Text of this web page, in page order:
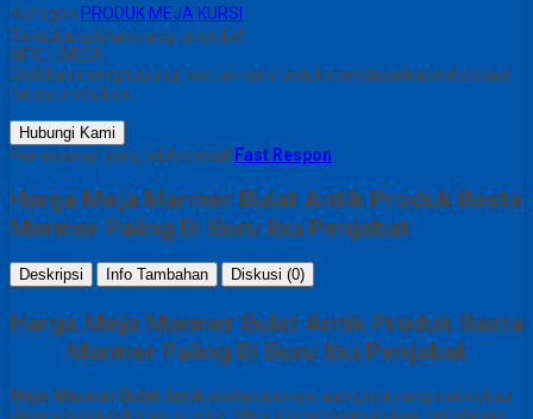
Kategori PRODUK MEJA KURSI
Tentukan pilihan yang tersedia!
INFO HARGA
Silahkan menghubungi kontak kami untuk mendapatkan informasi
harga produk ini.
Hubungi Kami
Pemesanan yang lebih cepat! Fast Respon
Harga Meja Marmer Bulat Antik Produk Basta
Marmer Paling Di Buru Ibu Penjabat
Deskripsi Info Tambahan Diskusi (0)
Harga Meja Marmer Bulat Antik Produk Basta
Marmer Paling Di Buru Ibu Penjabat
Meja Marmer Bulat Antik adalah pernyataan gaya yang memukau
dalam dunia dekorasi interior. Meja ini menggabungkan keindahan